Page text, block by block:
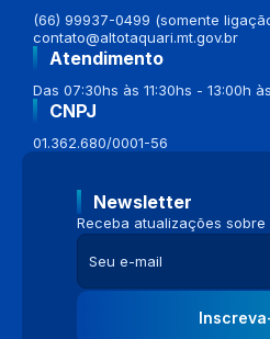
(66) 99937-0499 (somente
contato@altotaquari.mt.gov.br
Atendimento
Das 07:30hs às 11:30hs - 13:00h
CNPJ
01.362.680/0001-56
Newsletter
Receba atualizações